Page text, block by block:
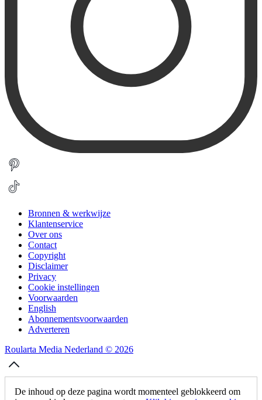
Bronnen & werkwijze
Klantenservice
Over ons
Contact
Copyright
Disclaimer
Privacy
Cookie instellingen
Voorwaarden
English
Abonnementsvoorwaarden
Adverteren
Roularta Media Nederland © 2026
De inhoud op deze pagina wordt momenteel geblokkeerd om